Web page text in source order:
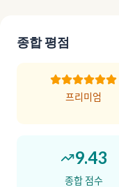
종합 평점
프리미엄
9.43
종합 점수